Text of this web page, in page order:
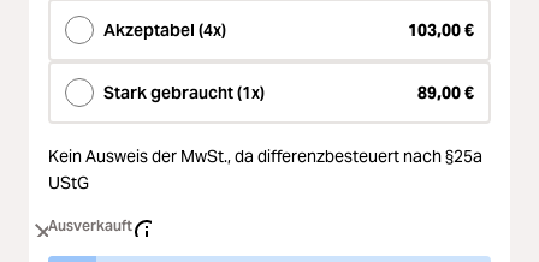
Akzeptabel (4x) 103,00 €
Stark gebraucht (1x) 89,00 €
Kein Ausweis der MwSt.,da differenzbesteuert nach §25a
UStG
Ausverkauft